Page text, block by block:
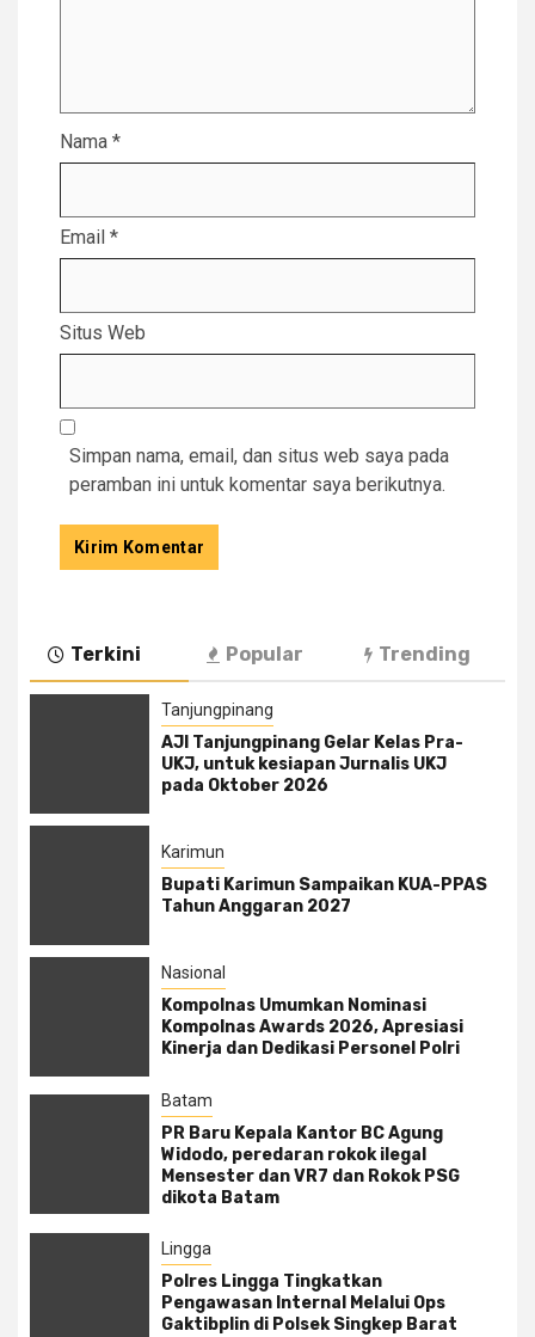
Nama *
Email *
Situs Web
Simpan nama, email, dan situs web saya pada
peramban ini untuk komentar saya berikutnya.
Terkini Popular Trending
Tanjungpinang
AJI Tanjungpinang Gelar Kelas Pra-
UKJ, untuk kesiapan Jurnalis UKJ
pada Oktober 2026
Karimun
Bupati Karimun Sampaikan KUA-PPAS
Tahun Anggaran 2027
Nasional
Kompolnas Umumkan Nominasi
Kompolnas Awards 2026, Apresiasi
Kinerja dan Dedikasi Personel Polri
Batam
PR Baru Kepala Kantor BC Agung
Widodo, peredaran rokok ilegal
Mensester dan VR7 dan Rokok PSG
dikota Batam
Lingga
Polres Lingga Tingkatkan
Pengawasan Internal Melalui Ops
Gaktibplin di Polsek Singkep Barat